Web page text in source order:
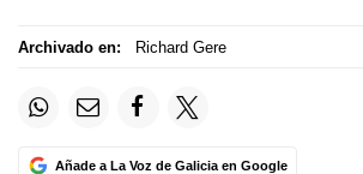
Archivado en: Richard Gere
Añade a La Voz de Galicia en Google